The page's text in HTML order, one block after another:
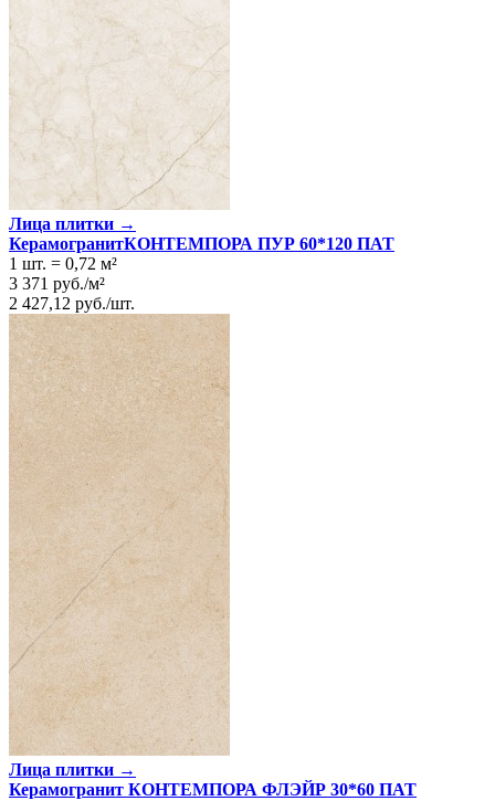
Лица плитки →
КерамогранитКОНТЕМПОРА ПУР 60*120 ПАТ
1 шт. = 0,72 м²
3 371 руб./м²
2 427,12 руб./шт.
Лица плитки →
Керамогранит КОНТЕМПОРА ФЛЭЙР 30*60 ПАТ